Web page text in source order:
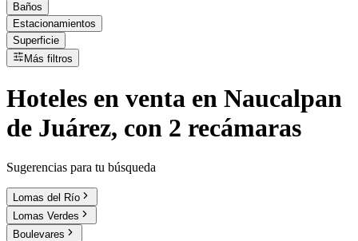
Baños
Estacionamientos
Superficie
Más filtros
Hoteles en venta en Naucalpan
de Juárez, con 2 recámaras
Sugerencias para tu búsqueda
Lomas del Río
Lomas Verdes
Boulevares